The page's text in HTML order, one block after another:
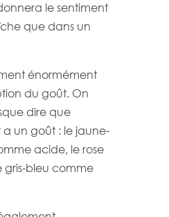
le sentiment
que dans un
énormément
du goût. On
dire que
un goût : le jaune-
acide, le rose
gris-bleu comme